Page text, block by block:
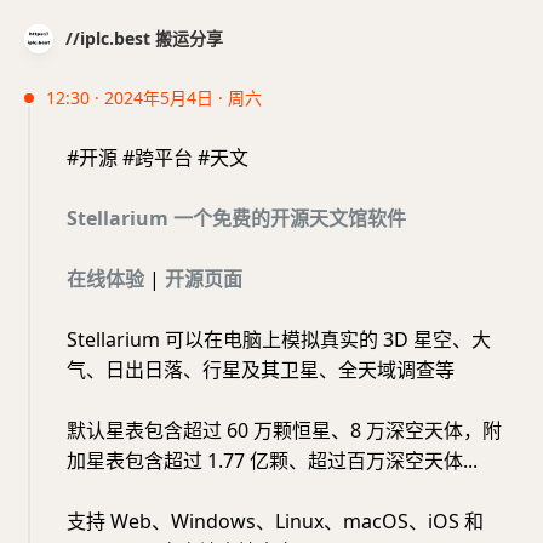
//iplc.best 搬运分享
12:30 · 2024年5月4日 · 周六
#开源 #跨平台 #天文
Stellarium 一个免费的开源天文馆软件
在线体验 | 开源页面
Stellarium 可以在电脑上模拟真实的 3D 星空、大
气、日出日落、行星及其卫星、全天域调查等
默认星表包含超过 60 万颗恒星、8 万深空天体，附
加星表包含超过 1.77 亿颗、超过百万深空天体...
支持 Web、Windows、Linux、macOS、iOS 和